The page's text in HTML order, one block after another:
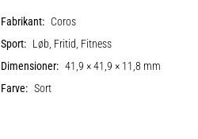
Fabrikant: Coros
Sport: Løb, Fritid, Fitness
Dimensioner: 41,9 × 41,9 × 11,8 mm
Farve: Sort